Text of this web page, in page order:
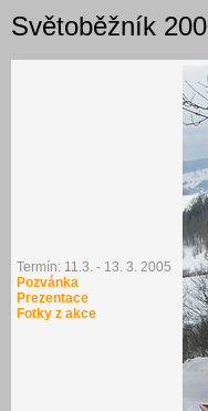
Světoběžník
Termín: 11.3. - 13. 3. 2005
Pozvánka
Prezentace
Fotky z akce